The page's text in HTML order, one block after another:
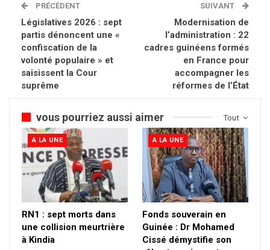
PRÉCÉDENT
Législatives 2026 : sept
partis dénoncent une «
confiscation de la
volonté populaire » et
saisissent la Cour
suprême
SUIVANT
Modernisation de
l’administration : 22
cadres guinéens formés
en France pour
accompagner les
réformes de l’État
Tout
vous pourriez aussi aimer
A LA UNE
RN1 : sept morts dans
une collision meurtrière
à Kindia
A LA UNE
Fonds souverain en
Guinée : Dr Mohamed
Cissé démystifie son